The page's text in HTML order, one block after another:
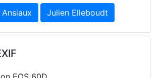
Julien Elleboudt